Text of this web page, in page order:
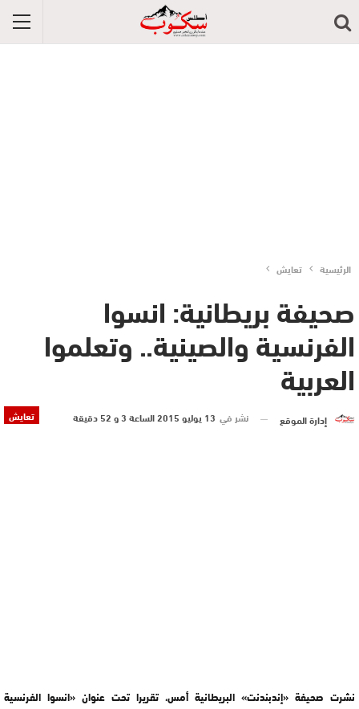
الرئيسية تعايش
صحيفة بريطانية: انسوا
الفرنسية والصينية.. وتعلموا
العربية
تعايش إدارة الموقع نشر في 13 يوليو 2015 الساعة 3 و 52 دقيقة
نشرت صحيفة «إندبندنت» البريطانية أمس، تقريرا تحت عنوان «انسوا الفرنسية